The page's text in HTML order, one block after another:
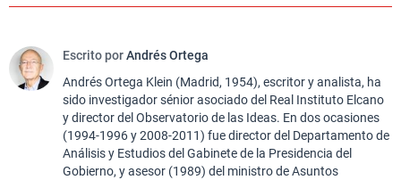
Escrito porAndrés Ortega
Andrés Ortega Klein (Madrid, 1954), escritor y analista, ha
sido investigador sénior asociado del Real Instituto Elcano
y director del Observatorio de las Ideas. En dos ocasiones
(1994-1996 y 2008-2011) fue director del Departamento de
Análisis y Estudios del Gabinete de la Presidencia del
Gobierno, y asesor (1989) del ministro de Asuntos